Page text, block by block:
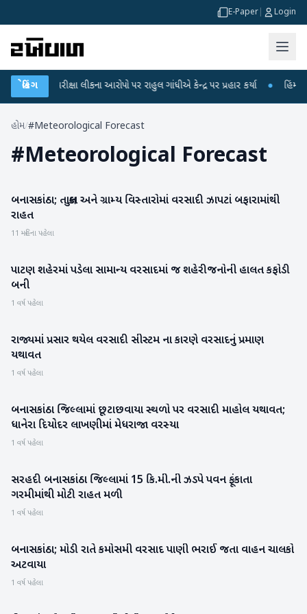
E-Paper Login
બ્રેકિંગ
NET પરીક્ષા લીકના આરોપો પર રાહુલ ગાંધીએ કેન્દ્ર પર પ્રહાર કર્યા ●
હોમ/#Meteorological Forecast
#Meteorological Forecast
બનાસકાંઠા
બનાસકાંઠા; તાલુકા અને ગ્રામ્ય વિસ્તારોમાં વરસાદી ઝાપટાં બફારામાંથી
રાહત
11 મહિના પહેલા
પાટણ
પાટણ શહેરમાં પડેલા સામાન્ય વરસાદમાં જ શહેરીજનોની હાલત કફોડી
બની
1 વર્ષ પહેલા
બનાસકાંઠા
રાજ્યમાં પ્રસાર થયેલ વરસાદી સીસ્ટમ ના કારણે વરસાદનું પ્રમાણ
યથાવત
1 વર્ષ પહેલા
બનાસકાંઠા
બનાસકાંઠા જિલ્લામાં છૂટાછવાયા સ્થળો પર વરસાદી માહોલ યથાવત;
ધાનેરા દિયોદર લાખણીમાં મેધરાજા વરસ્યા
1 વર્ષ પહેલા
બનાસકાંઠા
સરહદી બનાસકાંઠા જિલ્લામાં 15 કિ.મી.ની ઝડપે પવન ફૂંકાતા
ગરમીમાંથી મોટી રાહત મળી
1 વર્ષ પહેલા
બનાસકાંઠા
બનાસકાંઠા; મોડી રાતે કમોસમી વરસાદ પાણી ભરાઈ જતા વાહન ચાલકો
અટવાયા
1 વર્ષ પહેલા